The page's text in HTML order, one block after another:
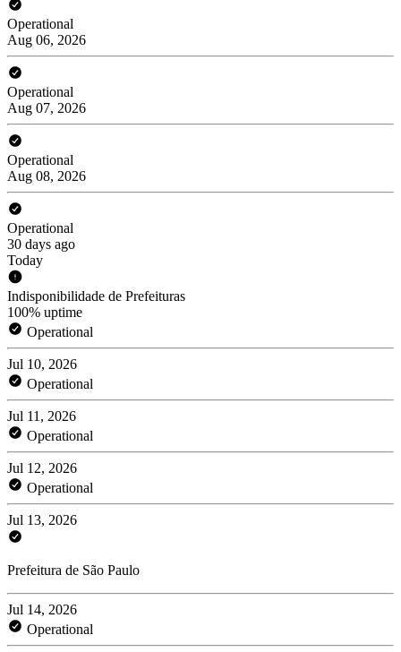
Operational
Aug 06, 2026
Operational
Aug 07, 2026
Operational
Aug 08, 2026
Operational
30 days ago
Today
Indisponibilidade de Prefeituras
100% uptime
Operational
Jul 10, 2026
Operational
Jul 11, 2026
Operational
Jul 12, 2026
Operational
Jul 13, 2026
Prefeitura de São Paulo
Jul 14, 2026
Operational